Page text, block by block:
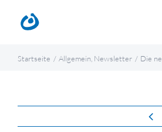
Inhalt
Startseite Allgemein Newsletter Die